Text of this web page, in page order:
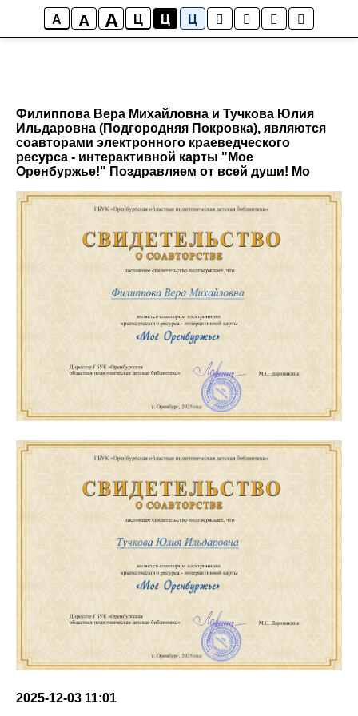
A A A Ц Ц Ц
Филиппова Вера Михайловна и Тучкова Юлия
Ильдаровна (Подгородняя Покровка), являются
соавторами электронного краеведческого
ресурса - интерактивной карты "Мое
Оренбуржье!" Поздравляем от всей души! Мо
2025-12-03 11:01